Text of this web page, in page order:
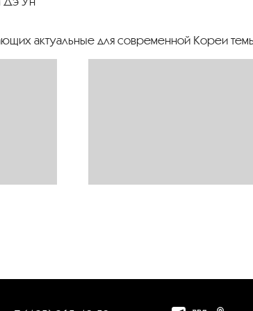
актуальные для современной Кореи